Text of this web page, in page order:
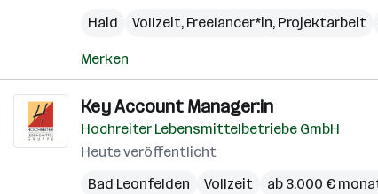
Haid
Vollzeit, Freelancer*in, Projektarbeit
Merken
Key Account Manager:in
Hochreiter Lebensmittelbetriebe GmbH
Heute veröffentlicht
Bad Leonfelden
Vollzeit ab 3.000 €